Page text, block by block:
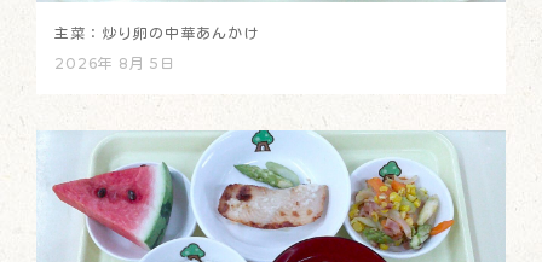
主菜：炒り卵の中華あんかけ
2026年 8月 5日